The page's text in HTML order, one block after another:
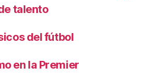
talento
del fútbol
en la Premier